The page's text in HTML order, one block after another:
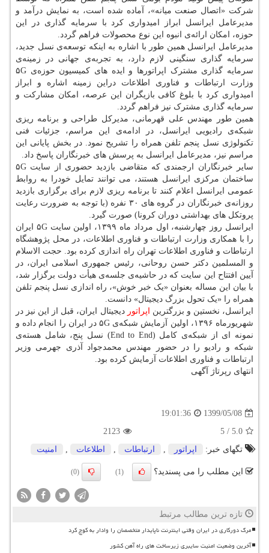
شرکت «اتصال صنعت میانه»، آماده شده است، به نمایش درآمد و
مدیرعامل ایرانسل ابراز امیدواری کرد با سرمایه گذاری در این
حوزه، امکان ارائه‌ی انبوه این نوع محصولات فراهم گردد.
مدیرعامل ایرانسل همین طور با اشاره به اینکه توسعه‌ی نسل جدید،
سرمایه گذاری سنگینی لازم دارد، به تجربه‌ی جهانی در زمینه‌ی
سرمایه گذاری مشترک اپراتورها و ایده های کمیسیون حوزه‌ی ۵G
وزارت ارتباطات و فناوری اطلاعات دراین زمینه اشاره و ابراز
امیدواری کرد با بلوغ کافی بازیگران این عرصه، امکان مشارکت و
سرمایه گذاری مشترک نیز فراهم گردد.
همین طور مهندس علی قهرمانی، مدیرکل طراحی و برنامه ریزی
شبکه‌ی رادیویی ایرانسل، در ادامه‌ی این مراسم، جزئیات فنی
تکنولوژی نسل پنجم تلفن همراه را تشریح نمود. در بخش پایانی این
مراسم نیز، مدیرعامل ایرانسل به پرسش های خبرنگاران پاسخ داد.
سایر خبرنگاران ارجمندی که متقاضی بازدید حضوری از سایت ۵G
ساختمان مرکزی ایرانسل هستند، می توانند تمایل خودرا به روابط
عمومی ایرانسل اعلام کنند تا برنامه ریزی لازم برای برگزاری بازدید
روزانه‌ی خبرنگاران در گروه های ۳۰ نفره (با توجه به ضرورت رعایت
پروتکل های بهداشتی دوران کرونا) صورت گیرد.
ایرانسل روز چهارشنبه، اول مرداد ماه ۱۳۹۹، اولین سایت ۵G ایران
را با همکاری وزارت ارتباطات و فناوری اطلاعات، در محل پژوهشگاه
ارتباطات و فناوری اطلاعات تهران راه اندازی کرده بود. حجت الاسلام
و المسلمین دکتر حسن روحانی، رئیس جمهوری اسلامی ایران، در
آیین افتتاح این سایت که در حاشیه‌ی جلسه‌ی هیأت دولت برگزار شد،
با بیان این مساله بعنوان «یک خبر خوش»، راه اندازی نسل پنجم تلفن
همراه را «یک تحول بزرگ دیجیتال» دانست.
ایرانسل، نخستین و بزرگترین اپراتور دیجیتال ایران، قبل از این نیز در
شهریورماه ۱۳۹۶، اولین آزمایش شبکه‌ی ۵G در ایران را انجام داده و
نمونه ای از شبکه‌ی کامل (End to End) نسل پنج، شامل هسته‌ی
شبکه و رادیو را در حضور مهندس محمدجواد آذری جهرمی وزیر
ارتباطات و فناوری اطلاعات آزمایش کرده بود.
انتهای رپرتاژ آگهی
1399/05/08
19:01:36
5.0
/
5
2123
تگهای خبر:
اپراتور , ارتباطات , اطلاعات , امنیت
این مطلب را می پسندید؟ (1)
(0)
تازه ترین مطالب مرتبط
مرگ دورکاری در ایران وقتی اینترنت ناپایدار متخصصان را وادار به کوچ کرد
آخرین وضعیت امنیت سایبری زیرساخت های راه آهن کشور